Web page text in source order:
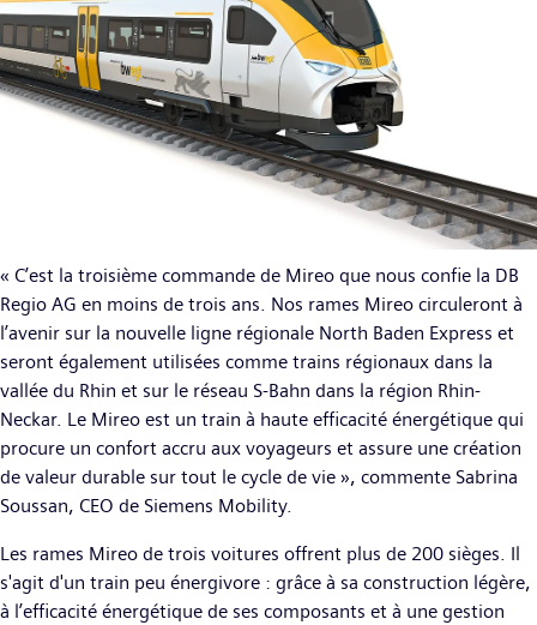
« C’est la troisième commande de Mireo que nous confie la DB
Regio AG en moins de trois ans. Nos rames Mireo circuleront à
l’avenir sur la nouvelle ligne régionale North Baden Express et
seront également utilisées comme trains régionaux dans la
vallée du Rhin et sur le réseau S-Bahn dans la région Rhin-
Neckar. Le Mireo est un train à haute efficacité énergétique qui
procure un confort accru aux voyageurs et assure une création
de valeur durable sur tout le cycle de vie », commente Sabrina
Soussan, CEO de Siemens Mobility.
Les rames Mireo de trois voitures offrent plus de 200 sièges. Il
s'agit d'un train peu énergivore : grâce à sa construction légère,
à l’efficacité énergétique de ses composants et à une gestion